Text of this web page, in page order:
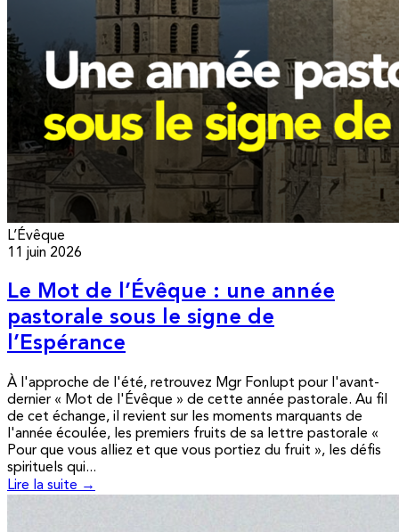
L’Évêque
11 juin 2026
Le Mot de l’Évêque : une année
pastorale sous le signe de
l’Espérance
À l'approche de l'été, retrouvez Mgr Fonlupt pour l'avant-
dernier « Mot de l'Évêque » de cette année pastorale. Au fil
de cet échange, il revient sur les moments marquants de
l'année écoulée, les premiers fruits de sa lettre pastorale «
Pour que vous alliez et que vous portiez du fruit », les défis
spirituels qui...
Lire la suite →